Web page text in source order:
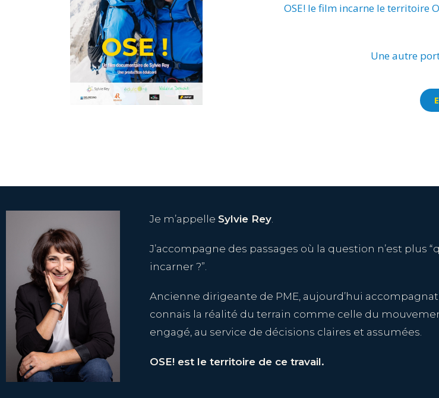
OSE! le film incarne le territoire
Une autre
Je m’appelle Sylvie Rey
J’accompagne des passages où la question n’est plus
incarner ?”.
Ancienne dirigeante de PME, aujourd’hui
connais la réalité du terrain comme celle du
engagé, au service de décisions claires et assumées.
OSE! est le territoire de ce travail.